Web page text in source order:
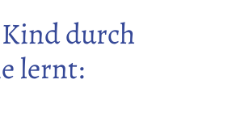
durch
lernt: